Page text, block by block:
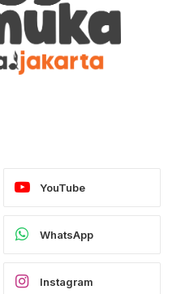
YouTube
WhatsApp
Instagram